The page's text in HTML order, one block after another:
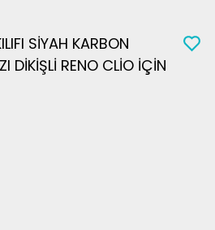
SİYAH KARBON
DİKİŞLİ RENO CLİO İÇİN